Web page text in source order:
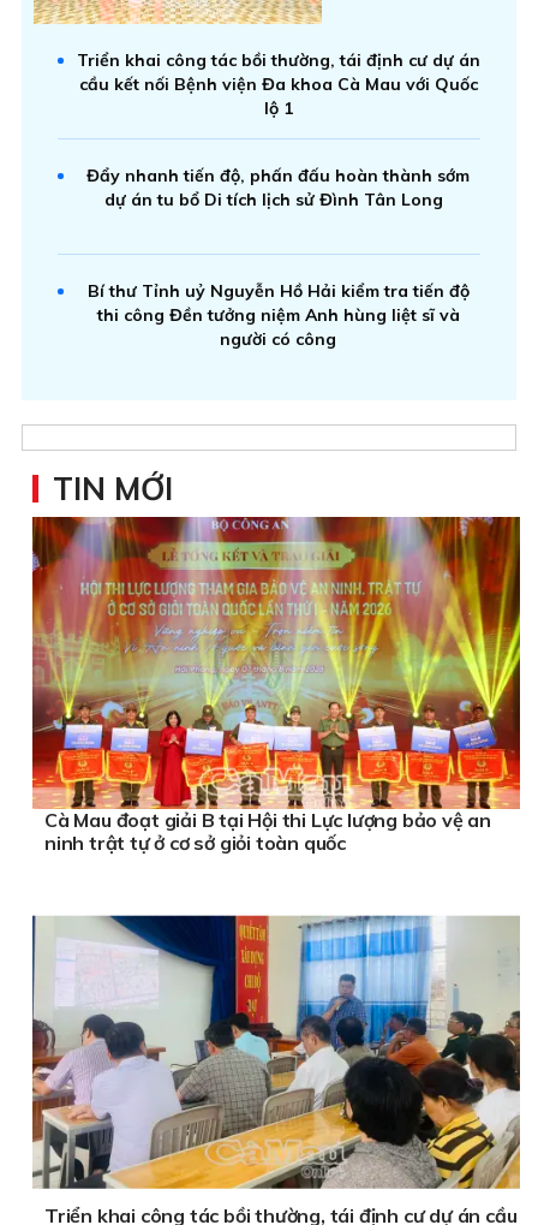
Triển khai công tác bồi thường, tái định cư dự án
cầu kết nối Bệnh viện Đa khoa Cà Mau với Quốc
lộ 1
Đẩy nhanh tiến độ, phấn đấu hoàn thành sớm
dự án tu bổ Di tích lịch sử Đình Tân Long
Bí thư Tỉnh uỷ Nguyễn Hồ Hải kiểm tra tiến độ
thi công Đền tưởng niệm Anh hùng liệt sĩ và
người có công
TIN MỚI
Cà Mau đoạt giải B tại Hội thi Lực lượng bảo vệ an
ninh trật tự ở cơ sở giỏi toàn quốc
Triển khai công tác bồi thường, tái định cư dự án cầu